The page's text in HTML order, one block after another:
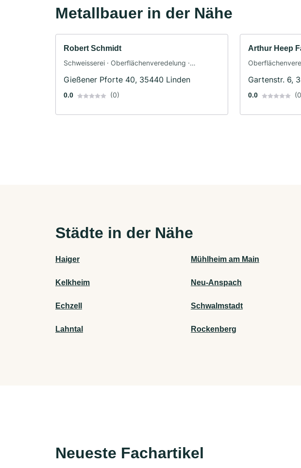
Metallbauer in der Nähe
Robert Schmidt
Schweisserei · Oberflächenveredelung ·
Gießener Pforte 40, 35440 Linden
0.0 (0)
Arthur Heep
Gartenstr. 6,
0.0
Städte in der Nähe
Haiger Mühlheim am Main
Kelkheim Neu-Anspach
Echzell Schwalmstadt
Lahntal Rockenberg
Neueste Fachartikel